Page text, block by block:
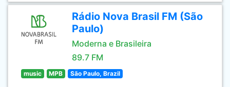
Rádio Nova Brasil FM (São
Paulo)
Moderna e Brasileira
89.7 FM
music MPB São Paulo, Brazil